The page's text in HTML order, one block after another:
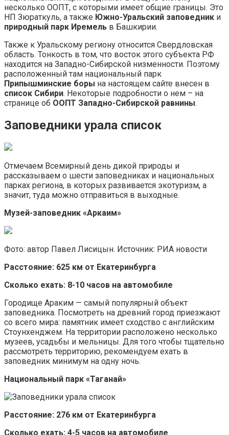
несколько ООПТ, с которыми имеет общие границы. Это
НП Зюраткуль, а также Южно-Уральский заповедник и
природный парк Иремель в Башкирии.
Также к Уральскому региону относится Свердловская
область. Тонкость в том, что восток этого субъекта РФ
находится на Западно-Сибирской низменности. Поэтому
расположенный там национальный парк
Припышминские боры на настоящем сайте внесен в
список Сибири. Некоторые подробности о нем – на
странице об ООПТ Западно-Сибирской равнины.
Заповедники урала список
Отмечаем Всемирный день дикой природы и
рассказываем о шести заповедниках и национальных
парках региона, в которых развивается экотуризм, а
значит, туда можно отправиться в выходные.
Музей-заповедник «Аркаим»
Фото: автор Павел Лисицын. Источник: РИА новости
Расстояние: 625 км от Екатеринбурга
Сколько ехать: 8-10 часов на автомобиле
Городище Араким — самый популярный объект
заповедника. Посмотреть на древний город приезжают
со всего мира: памятник имеет сходство с английским
Стоунхенджем. На территории расположено несколько
музеев, усадьбы и мельницы. Для того чтобы тщательно
рассмотреть территорию, рекомендуем ехать в
заповедник минимум на одну ночь.
Национальный парк «Таганай»
Расстояние: 276 км от Екатеринбурга
Сколько ехать: 4-5 часов на автомобиле